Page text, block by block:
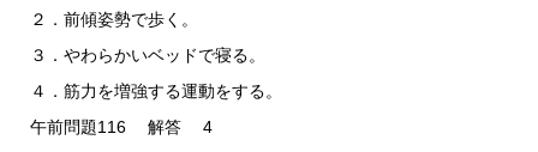
２．前傾姿勢で歩く。
３．やわらかいベッドで寝る。
４．筋力を増強する運動をする。
午前問題116 解答 4